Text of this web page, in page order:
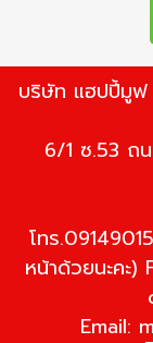
บริษัท แฮปปี้มูฟ
6/1 ซ.53 ถ
โทร
หน้าด้วยนะคะ
Email: